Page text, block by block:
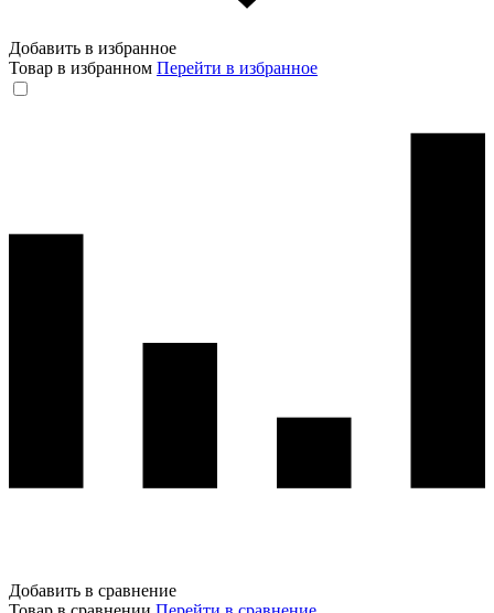
Добавить в избранное
Товар в избранном Перейти в избранное
Добавить в сравнение